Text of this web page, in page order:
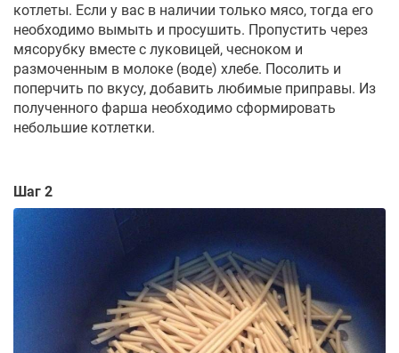
котлеты. Если у вас в наличии только мясо, тогда его
необходимо вымыть и просушить. Пропустить через
мясорубку вместе с луковицей, чесноком и
размоченным в молоке (воде) хлебе. Посолить и
поперчить по вкусу, добавить любимые приправы. Из
полученного фарша необходимо сформировать
небольшие котлетки.
Шаг 2